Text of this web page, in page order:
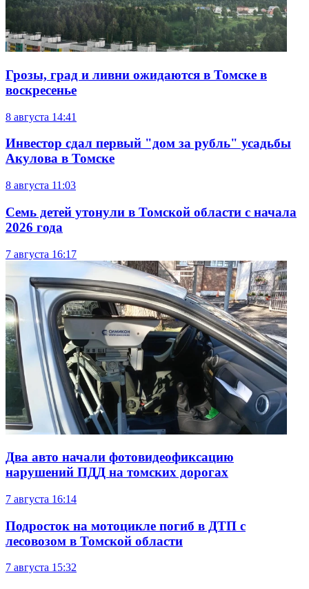
Грозы, град и ливни ожидаются в Томске в
воскресенье
8 августа 14:41
Инвестор сдал первый "дом за рубль" усадьбы
Акулова в Томске
8 августа 11:03
Семь детей утонули в Томской области с начала
2026 года
7 августа 16:17
Два авто начали фотовидеофиксацию
нарушений ПДД на томских дорогах
7 августа 16:14
Подросток на мотоцикле погиб в ДТП с
лесовозом в Томской области
7 августа 15:32